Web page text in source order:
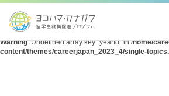
Warning: Undefined array key "query" in
/home/
content/themes/careerjapan_2023_4/single-
Warning: Undefined array key "yearId" in/home/
content/themes/careerjapan_2023_4/single-